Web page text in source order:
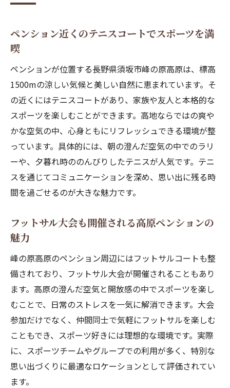
ペンション近くのテニスコートでスポーツを満
喫
ペンションが位置する長野県須坂市峰の原高原は、標高
1500mの涼しい気候と美しい自然に恵まれています。そ
の近くにはテニスコートがあり、家族や友人と本格的な
スポーツを楽しむことができます。高地ならではの爽や
かな空気の中、心身ともにリフレッシュできる環境が整
っています。具体的には、朝の澄んだ空気の中でのラリ
ーや、夕暮れ時ののんびりしたテニスが人気です。テニ
スを通じてコミュニケーションを深め、思い出に残る時
間を過ごせるのが大きな魅力です。
フットサル大会も開催される高原ペンションの
魅力
峰の原高原のペンション周辺にはフットサルコートも整
備されており、フットサル大会が開催されることもあり
ます。高原の澄んだ空気と開放感の中でスポーツを楽し
むことで、日常のストレスを一気に解消できます。大会
参加だけでなく、仲間同士で気軽にフットサルを楽しむ
こともでき、スポーツ好きには理想的な環境です。実際
に、スポーツチームやグループでの利用が多く、特別な
思い出づくりに最適なロケーションとして評価されてい
ます。